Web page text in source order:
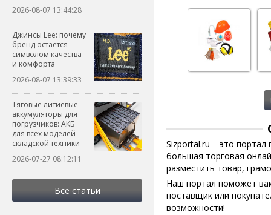
2026-08-07 13:44:28
Джинсы Lee: почему
бренд остается
символом качества
и комфорта
2026-08-07 13:39:33
Тяговые литиевые
аккумуляторы для
погрузчиков: АКБ
для всех моделей
складской техники
2026-07-27 08:12:11
Все статьи
Sizportal.ru – это
большая торговая
разместить товар,
Наш портал поможет
поставщик или
возможности!